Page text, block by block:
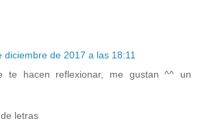
diciembre de 2017 a las 18:11
te hacen reflexionar, me gustan ^^ un
letras